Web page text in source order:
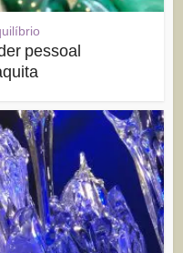
pessoal